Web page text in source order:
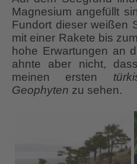
Magnesium angefüllt
Fundort dieser weißen
mit einer Rakete bis
hohe Erwartungen an
ahnte aber nicht,
meinen ersten
Geophyten zu sehen.